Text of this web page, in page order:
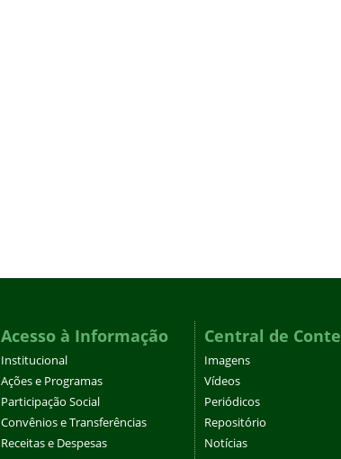
Acesso à Informação
Institucional
Ações e Programas
Participação Social
Convênios e Transferências
Receitas e Despesas
Central de
Imagens
Vídeos
Periódicos
Repositório
Notícias